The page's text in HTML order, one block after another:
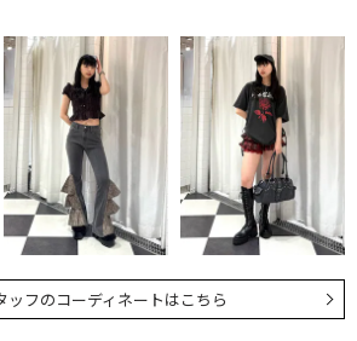
ッフのコーディネートはこちら